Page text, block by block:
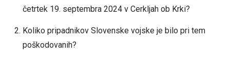
četrtek 19. septembra 2024 v Cerkljah ob Krki?
Koliko pripadnikov Slovenske vojske je bilo pri tem
poškodovanih?